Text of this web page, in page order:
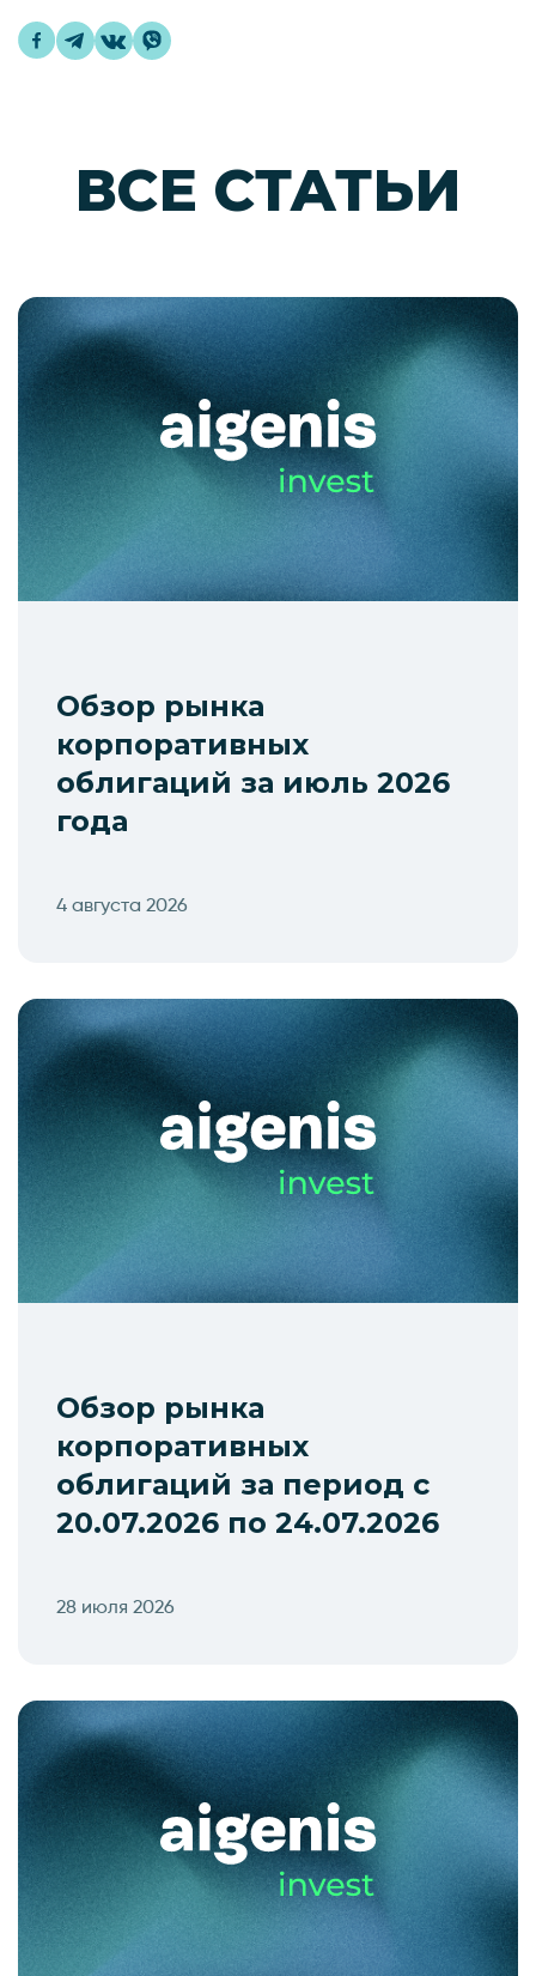
ВСЕ СТАТЬИ
Обзор рынка
корпоративных
облигаций за июль 2026
года
4 августа 2026
Обзор рынка
корпоративных
облигаций за период с
20.07.2026 по 24.07.2026
28 июля 2026